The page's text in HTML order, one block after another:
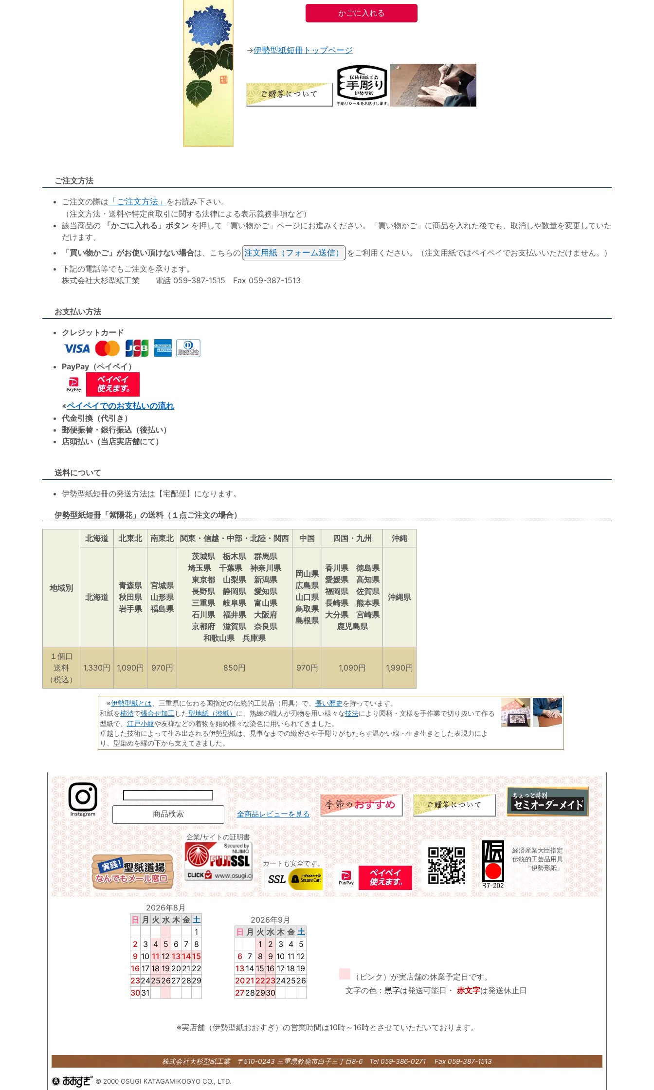
→伊勢型紙短冊トップページ
ご注文方法
ご注文の際は 「ご注文方法」 をお読み下さい。
（注文方法・送料や特定商取引に関する法律による表示義務事項など）
該当商品の
「かごに入れる」ボタン を押して「買い物かご」ページにお進みください。「買い物かご」に商品を入れた後でも、取消しや数量を変更していた
だけます。
「買い物かご」がお使い頂けない場合は、こちらの 注文用紙（フォーム送信）
をご利用ください。（注文用紙ではペイペイでお支払いいただけません。）
下記の電話等でもご注文を承ります。
株式会社大杉型紙工業 電話 059-387-1515 Fax 059-387-1513
お支払い方法
クレジットカード
PayPay（ペイペイ）
※ペイペイでのお支払いの流れ
代金引換（代引き）
郵便振替・銀行振込（後払い）
店頭払い（当店実店舗にて）
送料について
伊勢型紙短冊の発送方法は【宅配便】になります。
伊勢型紙短冊「紫陽花」の送料（１点ご注文の場合）
地域別
北海道 北東北 南東北 関東・信越・中部・北陸・関西 中国 四国・九州 沖縄
北海道
青森県
秋田県
岩手県
宮城県
山形県
福島県
茨城県 栃木県 群馬県
埼玉県 千葉県 神奈川県
東京都 山梨県 新潟県
長野県 静岡県 愛知県
三重県 岐阜県 富山県
石川県 福井県 大阪府
京都府 滋賀県 奈良県
和歌山県 兵庫県
岡山県
広島県
山口県
鳥取県
島根県
香川県 徳島県
愛媛県 高知県
福岡県 佐賀県
長崎県 熊本県
大分県 宮崎県
鹿児島県
沖縄県
１個口
送料
（税込）
1,330円 1,090円 970円 850円 970円 1,090円 1,990円
※伊勢型紙とは 、三重県に伝わる国指定の伝統的工芸品（用具）で、 長い歴史を持っています。
和紙を柿渋で張合せ加工 した型地紙（渋紙） に、熟練の職人が刃物を用い様々な技法により図柄・文様を手作業で切り抜いて作る
型紙で、 江戸小紋や友禅などの着物を始め様々な染色に用いられてきました。
卓越した技術によって生み出される伊勢型紙は、見事なまでの緻密さや手彫りがもたらす温かい線・生き生きとした表現力によ
り、型染めを縁の下から支えてきました。
全商品レビューを見る
企業/サイトの証明書
カートも安全です。
経済産業大臣指定
伝統的工芸品用具
「伊勢形紙」
2026年8月
日 月 火 水 木 金 土
1
2
3 4 5 6 7
8
9 10 11 12 13 14 15
16 17 18 19 20 21 22
23242526272829
3031
2026年9月
日 月 火 水 木 金 土
1
2 3 4
5
6 7 8 9 10 11 12
13 14 15 16 17 18 19
2021 2223242526
27282930
■
（ピンク）が実店舗の休業予定日です。
文字の色： 黒字は発送可能日・ 赤文字は発送休止日
※実店舗（伊勢型紙おおすぎ）の営業時間は10時～16時とさせていただいております。
株式会社大杉型紙工業 〒510-0243 三重県鈴鹿市白子三丁目8-6 Tel 059-386-0271 Fax 059-387-1513
© 2000 OSUGI KATAGAMIKOGYO CO., LTD.